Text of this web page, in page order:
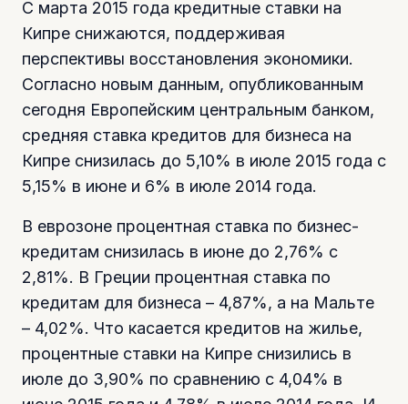
С марта 2015 года кредитные ставки на
Кипре снижаются, поддерживая
перспективы восстановления экономики.
Согласно новым данным, опубликованным
сегодня Европейским центральным банком,
средняя ставка кредитов для бизнеса на
Кипре снизилась до 5,10% в июле 2015 года с
5,15% в июне и 6% в июле 2014 года.
В еврозоне процентная ставка по бизнес-
кредитам снизилась в июне до 2,76% с
2,81%. В Греции процентная ставка по
кредитам для бизнеса – 4,87%, а на Мальте
– 4,02%. Что касается кредитов на жилье,
процентные ставки на Кипре снизились в
июле до 3,90% по сравнению с 4,04% в